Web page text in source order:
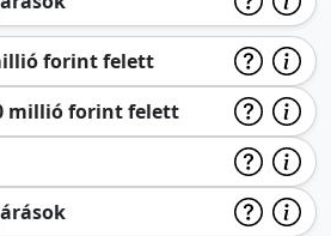
forint felett
millió forint felett